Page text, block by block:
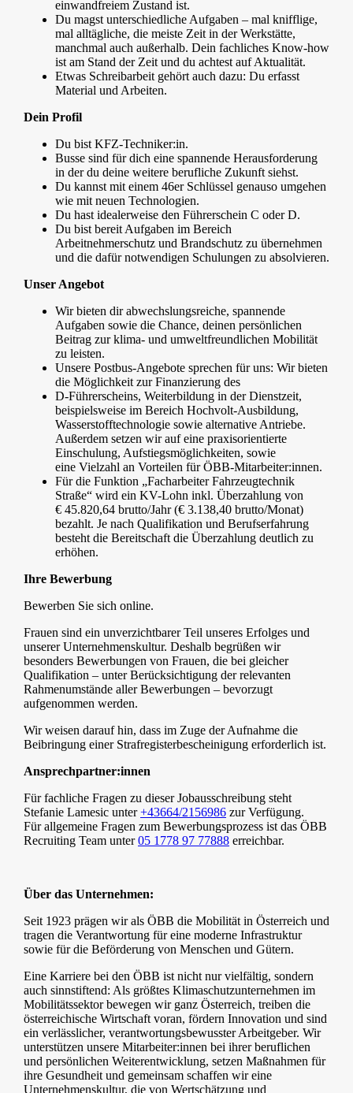
einwandfreiem Zustand ist.
Du magst unterschiedliche Aufgaben – mal knifflige,
mal alltägliche, die meiste Zeit in der Werkstätte,
manchmal auch außerhalb. Dein fachliches Know-how
ist am Stand der Zeit und du achtest auf Aktualität.
Etwas Schreibarbeit gehört auch dazu: Du erfasst
Material und Arbeiten.
Dein Profil
Du bist KFZ-Techniker:in.
Busse sind für dich eine spannende Herausforderung
in der du deine weitere berufliche Zukunft siehst.
Du kannst mit einem 46er Schlüssel genauso umgehen
wie mit neuen Technologien.
Du hast idealerweise den Führerschein C oder D.
Du bist bereit Aufgaben im Bereich
Arbeitnehmerschutz und Brandschutz zu übernehmen
und die dafür notwendigen Schulungen zu absolvieren.
Unser Angebot
Wir bieten dir abwechslungsreiche, spannende
Aufgaben sowie die Chance, deinen persönlichen
Beitrag zur klima- und umweltfreundlichen Mobilität
zu leisten.
Unsere Postbus-Angebote sprechen für uns: Wir bieten
die Möglichkeit zur Finanzierung des
D-Führerscheins, Weiterbildung in der Dienstzeit,
beispielsweise im Bereich Hochvolt-Ausbildung,
Wasserstofftechnologie sowie alternative Antriebe.
Außerdem setzen wir auf eine praxisorientierte
Einschulung, Aufstiegsmöglichkeiten, sowie
eine Vielzahl an Vorteilen für ÖBB-Mitarbeiter:innen.
Für die Funktion „Facharbeiter Fahrzeugtechnik
Straße“ wird ein KV-Lohn inkl. Überzahlung von
€ 45.820,64 brutto/Jahr (€ 3.138,40 brutto/Monat)
bezahlt. Je nach Qualifikation und Berufserfahrung
besteht die Bereitschaft die Überzahlung deutlich zu
erhöhen.
Ihre Bewerbung
Bewerben Sie sich online.
Frauen sind ein unverzichtbarer Teil unseres Erfolges und
unserer Unternehmenskultur. Deshalb begrüßen wir
besonders Bewerbungen von Frauen, die bei gleicher
Qualifikation – unter Berücksichtigung der relevanten
Rahmenumstände aller Bewerbungen – bevorzugt
aufgenommen werden.
Wir weisen darauf hin, dass im Zuge der Aufnahme die
Beibringung einer Strafregisterbescheinigung erforderlich ist.
Ansprechpartner:innen
Für fachliche Fragen zu dieser Jobausschreibung steht
Stefanie Lamesic unter+43664/2156986 zur Verfügung.
Für allgemeine Fragen zum Bewerbungsprozess ist das ÖBB
Recruiting Team unter05 1778 97 77888 erreichbar.
Über das Unternehmen:
Seit 1923 prägen wir als ÖBB die Mobilität in Österreich und
tragen die Verantwortung für eine moderne Infrastruktur
sowie für die Beförderung von Menschen und Gütern.
Eine Karriere bei den ÖBB ist nicht nur vielfältig, sondern
auch sinnstiftend: Als größtes Klimaschutzunternehmen im
Mobilitätssektor bewegen wir ganz Österreich, treiben die
österreichische Wirtschaft voran, fördern Innovation und sind
ein verlässlicher, verantwortungsbewusster Arbeitgeber. Wir
unterstützen unsere Mitarbeiter:innen bei ihrer beruflichen
und persönlichen Weiterentwicklung, setzen Maßnahmen für
ihre Gesundheit und gemeinsam schaffen wir eine
Unternehmenskultur, die von Wertschätzung und